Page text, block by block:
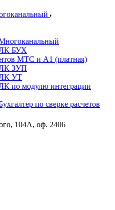
БУХ
МТС и А1 (платная)
ЗУП
УТ
по модулю интеграции
по сверке расчетов
104А, оф. 2406